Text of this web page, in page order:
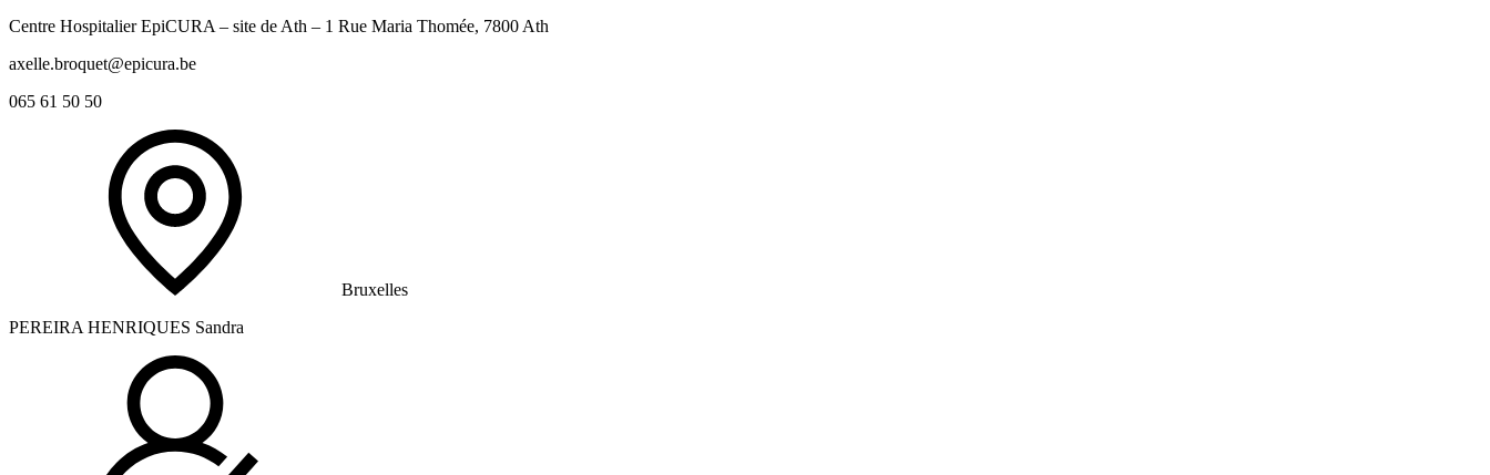
Centre Hospitalier EpiCURA – site de Ath – 1 Rue Maria Thomée, 7800 Ath
axelle.broquet@epicura.be
065 61 50 50
Bruxelles
PEREIRA HENRIQUES Sandra